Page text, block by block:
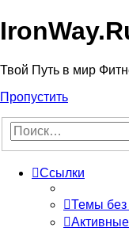
Твой Путь в мир
Пропустить
Ссылки
Темы без